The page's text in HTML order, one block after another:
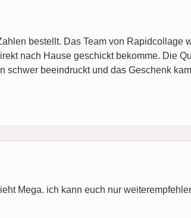
bestellt. Das Team von Rapidcollage
nach Hause geschickt bekomme. Die
beeindruckt und das Geschenk
Mega. ich kann euch nur